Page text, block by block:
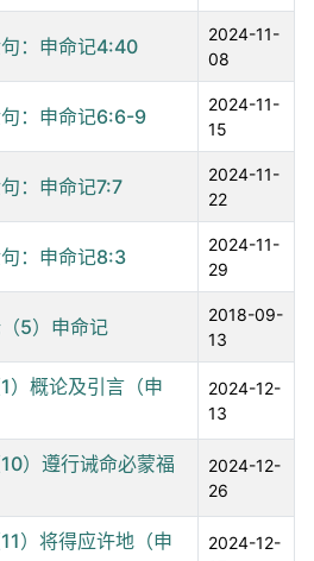
句：申命记4:40
2024-11-
08
句：申命记6:6-9
2024-11-
15
：申命记7:7
2024-11-
22
句：申命记8:3
2024-11-
29
5）申命记
2018-09-
13
）概论及引言（申
2024-12-
13
）遵行诫命必蒙福
2024-12-
26
）将得应许地（申
2024-12-